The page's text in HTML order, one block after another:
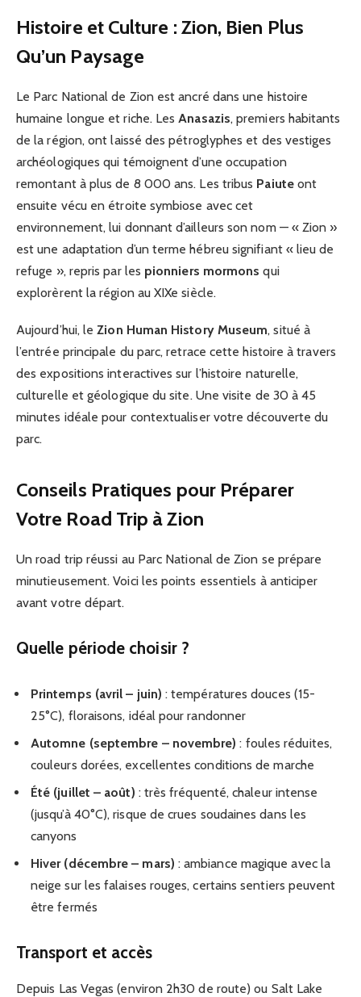
Histoire et Culture : Zion, Bien Plus
Qu’un Paysage
Le Parc National de Zion est ancré dans une histoire
humaine longue et riche. Les Anasazis, premiers habitants
de la région, ont laissé des pétroglyphes et des vestiges
archéologiques qui témoignent d’une occupation
remontant à plus de 8 000 ans. Les tribus Paiuteont
ensuite vécu en étroite symbiose avec cet
environnement, lui donnant d’ailleurs son nom — « Zion »
est une adaptation d’un terme hébreu signifiant « lieu de
refuge », repris par les pionniers mormons qui
explorèrent la région au XIXe siècle.
Aujourd’hui, le Zion Human History Museum, situé à
l’entrée principale du parc, retrace cette histoire à travers
des expositions interactives sur l’histoire naturelle,
culturelle et géologique du site. Une visite de 30 à 45
minutes idéale pour contextualiser votre découverte du
parc.
Conseils Pratiques pour Préparer
Votre Road Trip à Zion
Un road trip réussi au Parc National de Zion se prépare
minutieusement. Voici les points essentiels à anticiper
avant votre départ.
Quelle période choisir ?
Printemps (avril – juin) : températures douces (15-
25°C), floraisons, idéal pour randonner
Automne (septembre – novembre) : foules réduites,
couleurs dorées, excellentes conditions de marche
Été (juillet – août) : très fréquenté, chaleur intense
(jusqu’à 40°C), risque de crues soudaines dans les
canyons
Hiver (décembre – mars) : ambiance magique avec la
neige sur les falaises rouges, certains sentiers peuvent
être fermés
Transport et accès
Depuis Las Vegas (environ 2h30 de route) ou Salt Lake